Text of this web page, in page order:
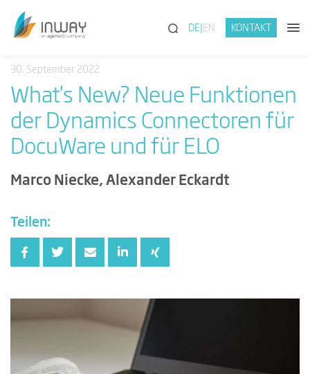
(SUCHE)
DE EN KONTAKT
30. September 2022
What's New? Neue Funktionen
der Dynamics Connectoren für
DocuWare und für ELO
Marco Niecke, Alexander Eckardt
Teilen: